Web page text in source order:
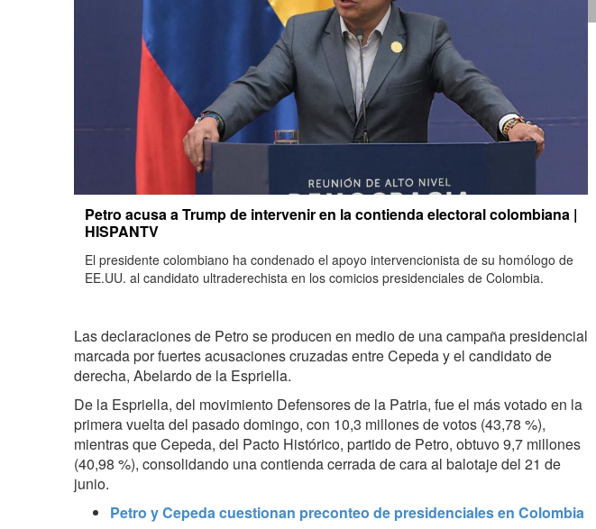
Petro acusa a Trump de intervenir en la contienda electoral colombiana |
HISPANTV
El presidente colombiano ha condenado el apoyo intervencionista de su homólogo de
EE.UU. al candidato ultraderechista en los comicios presidenciales de Colombia.
Las declaraciones de Petro se producen en medio de una campaña presidencial
marcada por fuertes acusaciones cruzadas entre Cepeda y el candidato de
derecha, Abelardo de la Espriella.
De la Espriella, del movimiento Defensores de la Patria, fue el más votado en la
primera vuelta del pasado domingo, con 10,3 millones de votos (43,78 %),
mientras que Cepeda, del Pacto Histórico, partido de Petro, obtuvo 9,7 millones
(40,98 %), consolidando una contienda cerrada de cara al balotaje del 21 de
junio.
Petro y Cepeda cuestionan preconteo de presidenciales en Colombia